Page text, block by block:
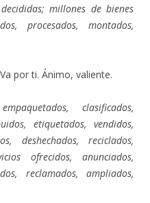
millones de bienes
procesados, montados,
por ti. Ánimo, valiente.
clasificados,
etiquetados, vendidos,
deshechados, reciclados,
ofrecidos, anunciados,
reclamados, ampliados,